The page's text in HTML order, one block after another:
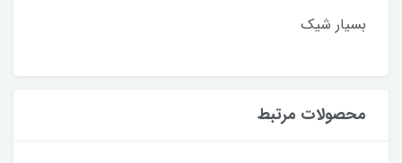
بسیار شیک
محصولات مرتبط